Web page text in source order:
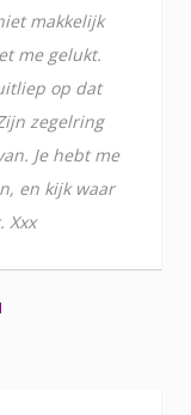
makkelijk
me gelukt.
op dat
zegelring
Je hebt me
en kijk waar
Xxx